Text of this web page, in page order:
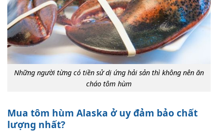
Những người từng có tiền sử dị ứng hải sản thì không nên ăn
cháo tôm hùm
Mua tôm hùm Alaska ở uy đảm bảo chất
lượng nhất?